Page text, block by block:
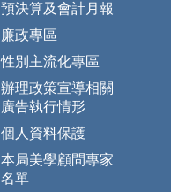
預決算及會計月報
廉政專區
性別主流化專區
辦理政策宣導相關
廣告執行情形
個人資料保護
本局美學顧問專家
名單